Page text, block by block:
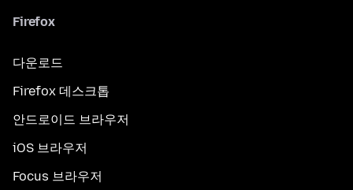
Firefox
다운로드
Firefox 데스크톱
안드로이드 브라우저
iOS 브라우저
Focus 브라우저